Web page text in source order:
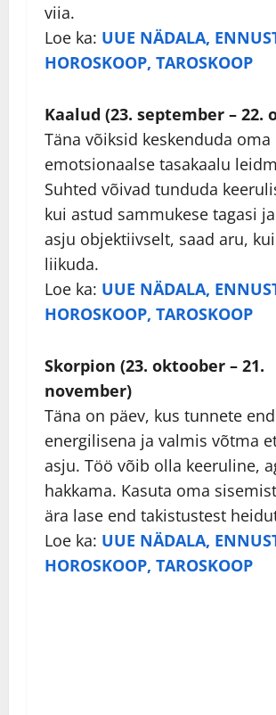
viia.
Loe ka: UUE NÄDALA,
HOROSKOOP, TAROSKOOP
Kaalud (23. september – 22.
Täna võiksid keskenduda oma
emotsionaalse tasakaalu
Suhted võivad tunduda
kui astud sammukese tagasi
asju objektiivselt, saad aru,
liikuda.
Loe ka: UUE NÄDALA,
HOROSKOOP, TAROSKOOP
Skorpion (23. oktoober – 21.
november)
Täna on päev, kus tunnete
energilisena ja valmis võtma
asju. Töö võib olla keeruline,
hakkama. Kasuta oma
ära lase end takistustest
Loe ka: UUE NÄDALA,
HOROSKOOP, TAROSKOOP